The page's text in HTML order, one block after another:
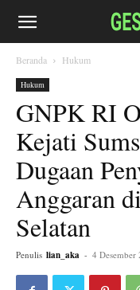
Beranda Hukum
Hukum
GNPK RI
Kejati
Dugaan
Anggaran
Selatan
Penulis lian_aka - 4 Desember